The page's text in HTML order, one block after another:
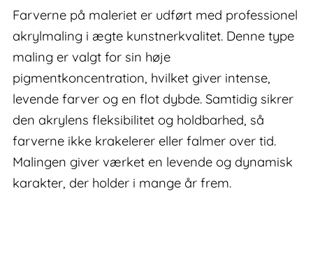
Farverne på maleriet er udført med professionel
akrylmaling i ægte kunstnerkvalitet. Denne type
maling er valgt for sin høje
pigmentkoncentration, hvilket giver intense,
levende farver og en flot dybde. Samtidig sikrer
den akrylens fleksibilitet og holdbarhed, så
farverne ikke krakelerer eller falmer over tid.
Malingen giver værket en levende og dynamisk
karakter, der holder i mange år frem.